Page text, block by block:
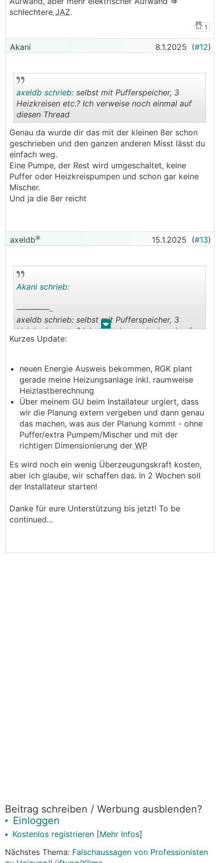
schlechtere JAZ.
1
Akani 8.1.2025 (#12)
. .
axeldb schrieb: selbst mit Pufferspeicher, 3
Heizkreisen etc.? Ich verweise noch einmal auf
diesen Thread
Genau da wurde dir das mit der kleinen 8er schon
geschrieben und den ganzen anderen Misst lässt du
einfach weg.
Eine Pumpe, der Rest wird umgeschaltet, keine
Puffer oder Heizkreispumpen und schon gar keine
Mischer.
Und ja die 8er reicht
axeldb 15.1.2025 (#13)
. .
Akani schrieb:
──────..
axeldb schrieb: selbst mit Pufferspeicher, 3
Heizkreisen etc.? Ich verweise noch einmal auf
diesen Thread
Genau da wurde dir das mit der kleinen 8er
schon geschrieben und den ganzen anderen
Misst lässt du einfach weg.
Eine Pumpe, der Rest wird umgeschaltet, keine
Puffer oder Heizkreispumpen und schon gar
keine Mischer.
Und ja die 8er reicht
Kurzes Update:
neuen Energie Ausweis bekommen, RGK plant
gerade meine Heizungsanlage inkl. raumweise
Heizlastberechnung
Über meinem GU beim Installateur urgiert, dass
wir die Planung extern vergeben und dann genau
das machen, was aus der Planung kommt - ohne
Puffer/extra Pumpem/Mischer und mit der
richtigen Dimensionierung der WP
Es wird noch ein wenig Überzeugungskraft kosten,
aber ich glaube, wir schaffen das. In 2 Wochen soll
der Installateur starten!
Danke für eure Unterstützung bis jetzt! To be
continued...
Beitrag schreiben / Werbung ausblenden?
Einloggen
Kostenlos registrieren [Mehr Infos]
Nächstes Thema: Falschaussagen von Professionisten